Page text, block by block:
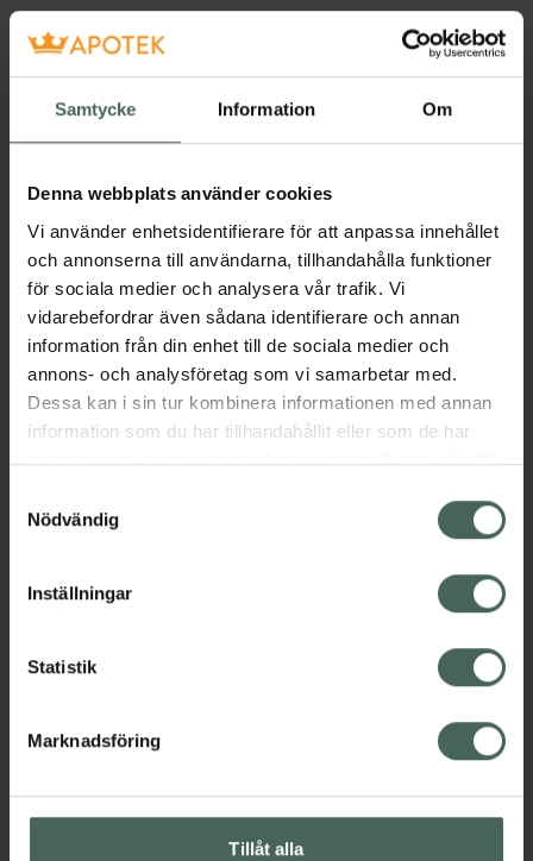
Samtycke Information Om
Denna webbplats använder cookies
Vi använder enhetsidentifierare för att anpassa innehållet
och annonserna till användarna, tillhandahålla funktioner
för sociala medier och analysera vår trafik. Vi
vidarebefordrar även sådana identifierare och annan
information från din enhet till de sociala medier och
annons- och analysföretag som vi samarbetar med.
Dessa kan i sin tur kombinera informationen med annan
information som du har tillhandahållit eller som de har
samlat in när du har använt deras tjänster. Samtycke till
återkalla ditt samtycke via webbplatsens
cookieinställningar. Ett återkallat samtycke påverkar inte
lagligheten av behandling som skett innan återkallelsen.
Nödvändig
Inställningar
Statistik
Marknadsföring
Tillåt alla
133,67 kr
I apotek: 133,67 kr
Aktuella erbjudanden
Beskrivning Dölj
EAN:03838989744106
syd till Lappland i norr, och online i mobilen och på
hjälpa just dig att må lite bättre. Välkommen att prata
med oss.
Kundservice